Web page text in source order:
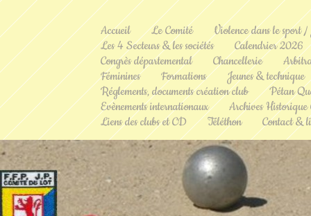
Accueil Le Comité
Violence dans le sport
Les 4 Secteurs & les sociétés
Calendrier 2026
Congrès départemental
Chancellerie
Féminines
Formations
Jeunes & technique
Réglements, documents création club
Pétan
Evènements internationaux
Archives
Liens des clubs et CD
Téléthon Contact &